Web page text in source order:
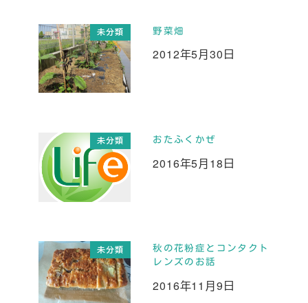
未分類 野菜畑
投稿日
2012年5月30日
未分類 おたふくかぜ
投稿日
2016年5月18日
未分類
秋の花粉症とコンタクト
レンズのお話
投稿日
2016年11月9日